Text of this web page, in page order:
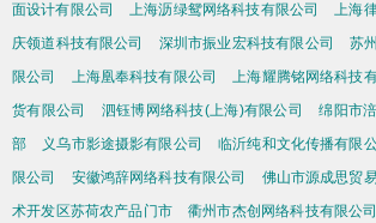
面设计有限公司
上海沥绿鸳网络科技有限公司 上海
庆领道科技有限公司
深圳市振业宏科技有限公司
苏
限公司
上海凰奉科技有限公司 上海耀腾铭网络科技
货有限公司
泗钰博网络科技(上海)有限公司
绵阳市
部
义乌市影途摄影有限公司 临沂纯和文化传播有限
限公司
安徽鸿辞网络科技有限公司 佛山市源成思贸
术开发区苏荷农产品门市
衢州市杰创网络科技有限公司